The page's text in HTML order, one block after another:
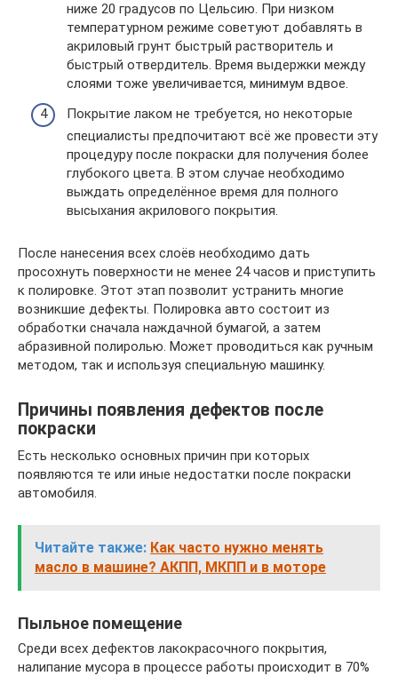
ниже 20 градусов по Цельсию. При низком
температурном режиме советуют добавлять в
акриловый грунт быстрый растворитель и
быстрый отвердитель. Время выдержки между
слоями тоже увеличивается, минимум вдвое.
Покрытие лаком не требуется, но некоторые
специалисты предпочитают всё же провести эту
процедуру после покраски для получения более
глубокого цвета. В этом случае необходимо
выждать определённое время для полного
высыхания акрилового покрытия.
После нанесения всех слоёв необходимо дать
просохнуть поверхности не менее 24 часов и приступить
к полировке. Этот этап позволит устранить многие
возникшие дефекты. Полировка авто состоит из
обработки сначала наждачной бумагой, а затем
абразивной полиролью. Может проводиться как ручным
методом, так и используя специальную машинку.
Причины появления дефектов после
покраски
Есть несколько основных причин при которых
появляются те или иные недостатки после покраски
автомобиля.
Читайте также: Как часто нужно менять
масло в машине? АКПП, МКПП и в моторе
Пыльное помещение
Среди всех дефектов лакокрасочного покрытия,
налипание мусора в процессе работы происходит в 70%